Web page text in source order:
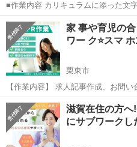
■作業内容 カリキュラムに添った文
わせのメッセージやり取り、SNSの運営など。 ・初
してお 仕 事していただけます ・作
めます☆ ...
滋賀 大津市 キャンペーン
家 事や育児の
ワー ク⭐️スマ
栗東市
【作業内容】 求人記事作成、お問い合わせやり取り、学びながら稼 い
でいただきます。 【活動時間】 ご自身の出来る時間帯で大丈夫です。
1日1時間〜OK ※長期的に
滋賀 栗東市 キャンペーン
滋賀在住の方へ
にサブワークし